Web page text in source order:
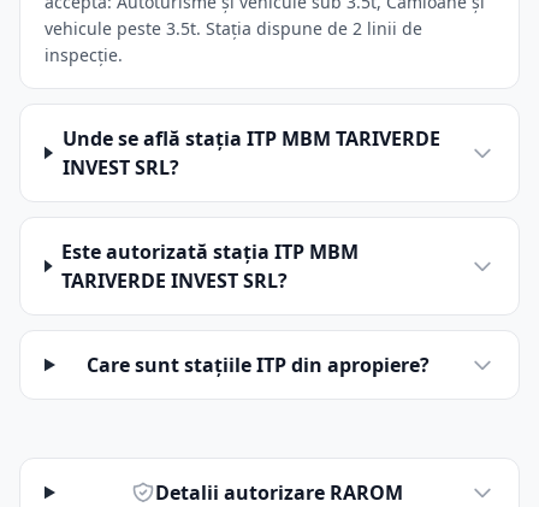
vehicule peste 3.5t. Stația dispune de 2 linii de
inspecție.
Unde se află stația ITP MBM TARIVERDE
INVEST SRL?
Este autorizată stația ITP MBM
TARIVERDE INVEST SRL?
Care sunt stațiile ITP din apropiere?
Detalii autorizare RAROM